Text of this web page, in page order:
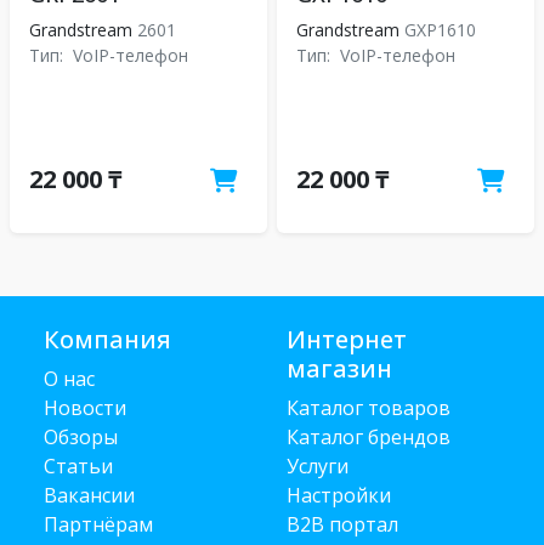
Grandstream 2601
Тип: VoIP-телефон
22 000 ₸
Grandstream GXP1610
Тип: VoIP-телефон
22 000 ₸
Компания
О нас
Новости
Обзоры
Статьи
Вакансии
Партнёрам
Интернет
магазин
Каталог товаров
Каталог брендов
Услуги
Настройки
B2B портал